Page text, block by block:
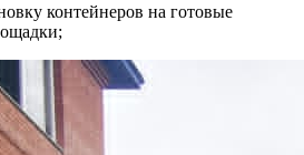
контейнеров на готовые